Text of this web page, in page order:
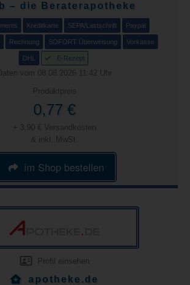
– die Beraterapotheke
Kreditkarte SEPA/Lastschrift Paypal
Rechnung SOFORT Überweisung Vorkasse
DHL E-Rezept
vom 08.08.2026 11:42 Uhr
Produktpreis
0,77 €
+ 3,90 € Versandkosten
& inkl. MwSt.
im Shop bestellen
Profil einsehen
apotheke.de